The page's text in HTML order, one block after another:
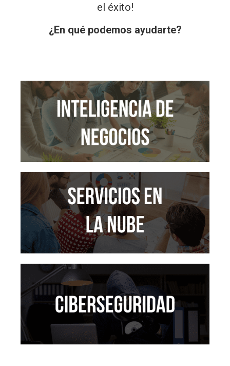
el éxito!
¿En qué podemos ayudarte?